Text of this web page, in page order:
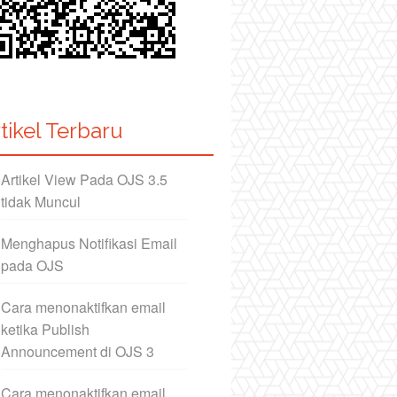
Terbaru
Artikel View Pada OJS 3.5
tidak Muncul
Menghapus Notifikasi Email
pada OJS
Cara menonaktifkan email
ketika Publish
Announcement di OJS 3